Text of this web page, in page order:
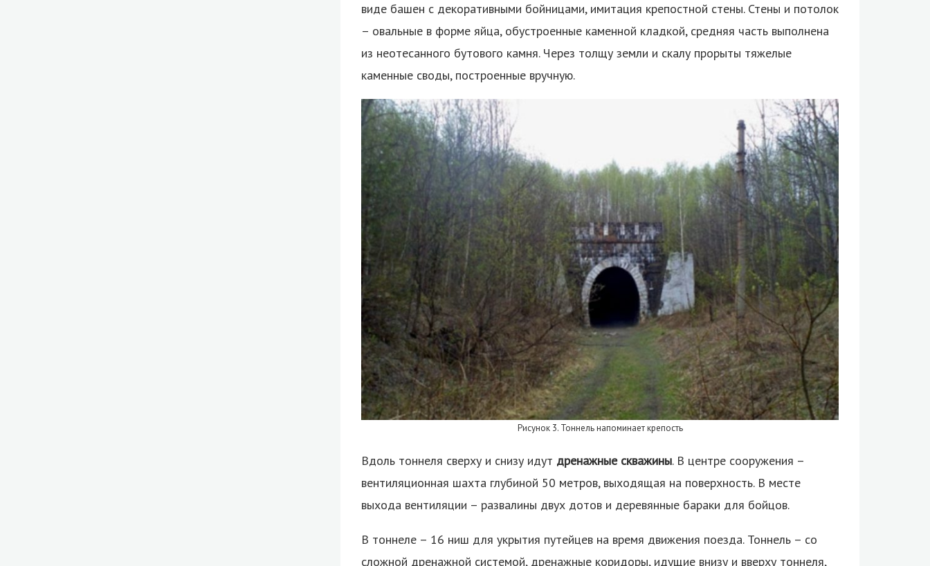
виде башен с декоративными бойницами, имитация крепостной стены. Стены и потолок
– овальные в форме яйца, обустроенные каменной кладкой, средняя часть выполнена
из неотесанного бутового камня. Через толщу земли и скалу прорыты тяжелые
каменные своды, построенные вручную.
Рисунок 3. Тоннель напоминает крепость
Вдоль тоннеля сверху и снизу идут дренажные скважины. В центре сооружения –
вентиляционная шахта глубиной 50 метров, выходящая на поверхность. В месте
выхода вентиляции – развалины двух дотов и деревянные бараки для бойцов.
В тоннеле – 16 ниш для укрытия путейцев на время движения поезда. Тоннель – со
сложной дренажной системой, дренажные коридоры, идущие внизу и вверху тоннеля,